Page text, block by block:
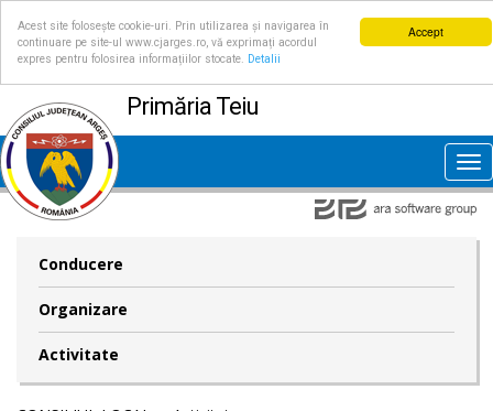
Accept
Acest site folosește cookie-uri. Prin utilizarea și navigarea în
continuare pe site-ul www.cjarges.ro, vă exprimați acordul
expres pentru folosirea informațiilor stocate.
Detalii
Primăria Teiu
Conducere
Organizare
Activitate